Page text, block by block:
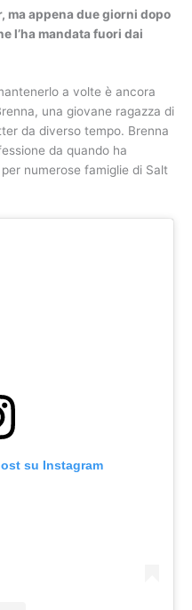
ma appena due giorni dopo
l’ha mandata fuori dai
a volte è ancora
una giovane ragazza di
da diverso tempo. Brenna
da quando ha
numerose famiglie di Salt
su Instagram